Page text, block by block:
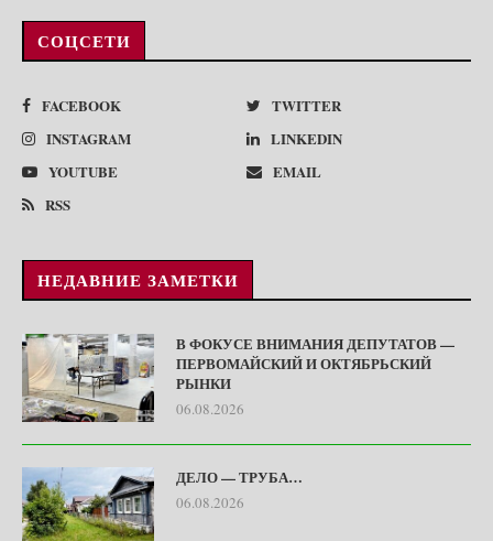
СОЦСЕТИ
FACEBOOK
TWITTER
INSTAGRAM
LINKEDIN
YOUTUBE
EMAIL
RSS
НЕДАВНИЕ ЗАМЕТКИ
В ФОКУСЕ ВНИМАНИЯ ДЕПУТАТОВ —
ПЕРВОМАЙСКИЙ И ОКТЯБРЬСКИЙ
РЫНКИ
06.08.2026
ДЕЛО — ТРУБА…
06.08.2026